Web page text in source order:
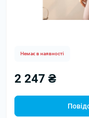
Немає в наявності
2 247 ₴